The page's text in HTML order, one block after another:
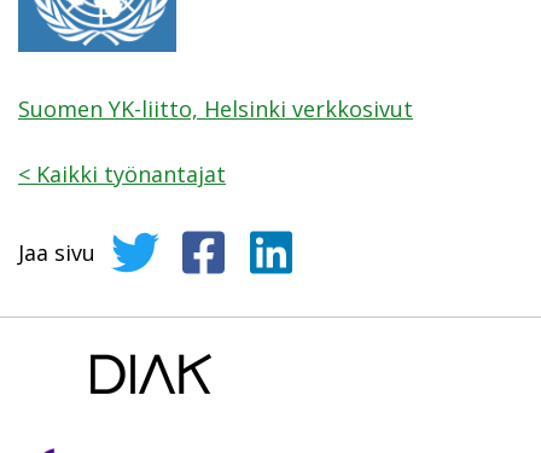
Suomen YK-liitto, Helsinki verkkosivut
< Kaikki työnantajat
Jaa sivu Jaa sivu Twitterissä
Jaa sivu Facebookissa
Jaa sivu LinkedInissä